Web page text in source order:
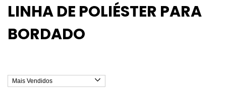
LINHA DE POLIÉSTER PARA
BORDADO